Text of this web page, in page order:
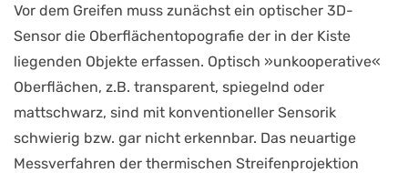
Vor dem Greifen muss zunächst ein optischer 3D-
Sensor die Oberflächentopografie der in der Kiste
liegenden Objekte erfassen. Optisch »unkooperative«
Oberflächen, z.B. transparent, spiegelnd oder
mattschwarz, sind mit konventioneller Sensorik
schwierig bzw. gar nicht erkennbar. Das neuartige
Messverfahren der thermischen Streifenprojektion